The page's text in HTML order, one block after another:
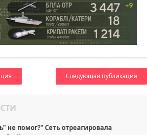
Следующая публикация
не помог?" Сеть отреагировала